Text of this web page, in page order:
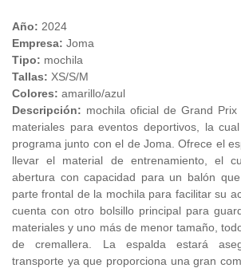
Año: 2024
Empresa: Joma
Tipo: mochila
Tallas: XS/S/M
Colores: amarillo/azul
Descripción: mochila oficial de Grand
materiales para eventos deportivos, la
programa junto con el de Joma. Ofrece el
llevar el material de entrenamiento, el
abertura con capacidad para un balón
parte frontal de la mochila para facilitar su
cuenta con otro bolsillo principal para
materiales y uno más de menor tamaño,
de cremallera. La espalda estará
transporte ya que proporciona una gran